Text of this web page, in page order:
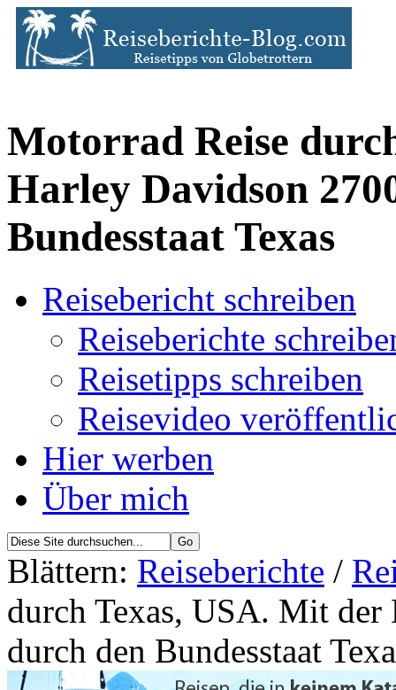
Motorrad Reise
Harley Davidson
Bundesstaat Texas
Reisebericht schreiben
Reiseberichte
Reisetipps schreiben
Reisevideo
Hier werben
Über mich
Blättern: Reiseberichte /
durch Texas, USA. Mit
durch den Bundesstaat